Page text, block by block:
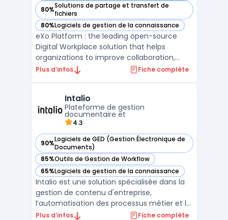
80%Solutions de partage et transfert de
fichiers
— voir eXo Platform dans cette catégorie
80%Logiciels de gestion de la connaissance
— voir eXo Platform dans cette catégorie
eXo Platform : the leading open-source
Digital Workplace solution that helps
organizations to improve collaboration,
knowledge management, and employee
documents, access relevant information,
communicate with each other, and comple
Plus d’infos Fiche complète
Intalio
Plateforme de gestion
documentaire et
4.3
90%Logiciels de GED (Gestion Électronique de
Documents)
— voir Intalio dans cette catégorie
85%Outils de Gestion de Workflow
— voir Intalio dans cette catégorie
65%Logiciels de gestion de la connaissance
— voir Intalio dans cette catégorie
Intalio est une solution spécialisée dans la
gestion de contenu d'entreprise,
l’automatisation des processus métier et la
gouvernance des données. Conçue pour
Plus d’infos Fiche complète